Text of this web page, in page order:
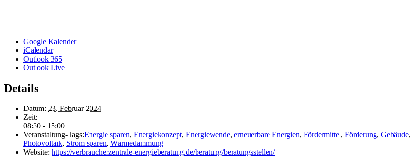
Google Kalender
iCalendar
Outlook 365
Outlook Live
Details
Datum: 23. Februar 2024
Zeit:
08:30 - 15:00
Veranstaltung-Tags:Energie sparen, Energiekonzept, Energiewende, erneuerbare Energien, Fördermittel, Förderung, Gebäude,
Photovoltaik, Strom sparen, Wärmedämmung
Website: https://verbraucherzentrale-energieberatung.de/beratung/beratungsstellen/